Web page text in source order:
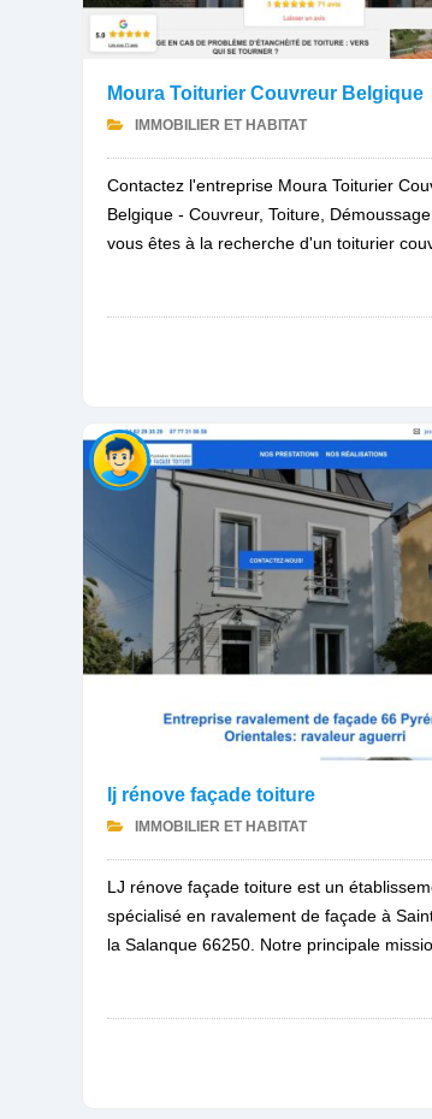
Moura Toiturier Couvreur Belgique
IMMOBILIER ET HABITAT
Contactez l'entreprise Moura Toiturier
Belgique - Couvreur, Toiture,
vous êtes à la recherche d'un toiturier
lj rénove façade toiture
IMMOBILIER ET HABITAT
LJ rénove façade toiture est un
spécialisé en ravalement de façade à
la Salanque 66250. Notre principale